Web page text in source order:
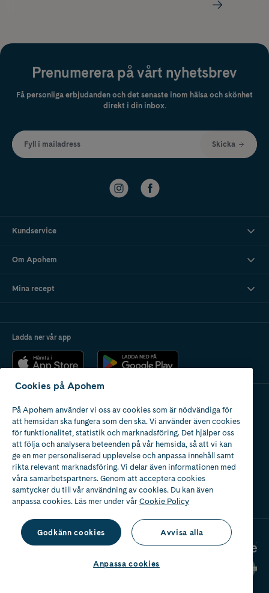
Prenumerera på vårt nyhetsbrev
Få personliga erbjudanden och det senaste inom hälsa och skönhet
direkt i din inbox.
Fyll i mailadress Skicka
Kundservice
Om Apohem
Mina recept
Ladda ner vår app
Apotek med tillstånd
av Läkemedelsverket
Cookies på Apohem
På Apohem använder vi oss av cookies som är nödvändiga för
att hemsidan ska fungera som den ska. Vi använder även cookies
för funktionalitet, statistik och marknadsföring. Det hjälper oss
att följa och analysera beteenden på vår hemsida, så att vi kan
ge en mer personaliserad upplevelse och anpassa innehåll samt
rikta relevant marknadsföring. Vi delar även informationen med
våra samarbetspartners. Genom att acceptera cookies
samtycker du till vår användning av cookies. Du kan även
anpassa cookies. Läs mer under vårCookie Policy
Godkänn cookies Avvisa alla
Anpassa cookies